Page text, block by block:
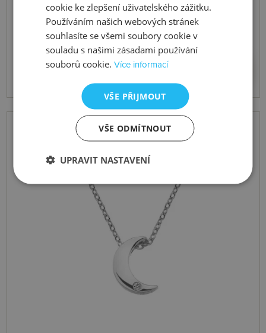
Přívěsek Diamond Amulets DP722
1828 Kč
cookie ke zlepšení uživatelského zážitku.
Používáním našich webových stránek
souhlasíte se všemi soubory cookie v
souladu s našimi zásadami používání
souborů cookie.Více informací
VŠE PŘIJMOUT
VŠE ODMÍTNOUT
UPRAVIT NASTAVENÍ